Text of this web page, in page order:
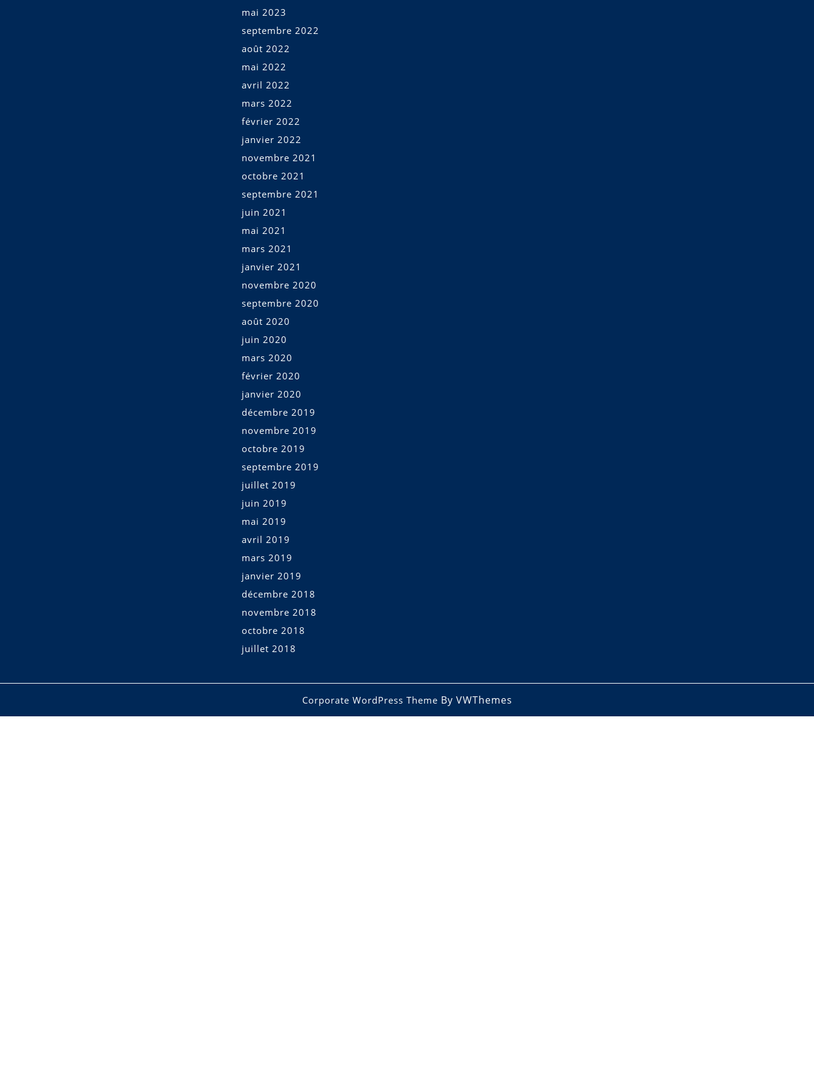
mai 2023
septembre 2022
août 2022
mai 2022
avril 2022
mars 2022
février 2022
janvier 2022
novembre 2021
octobre 2021
septembre 2021
juin 2021
mai 2021
mars 2021
janvier 2021
novembre 2020
septembre 2020
août 2020
juin 2020
mars 2020
février 2020
janvier 2020
décembre 2019
novembre 2019
octobre 2019
septembre 2019
juillet 2019
juin 2019
mai 2019
avril 2019
mars 2019
janvier 2019
décembre 2018
novembre 2018
octobre 2018
juillet 2018
Corporate WordPress Theme By VWThemes
Scroll